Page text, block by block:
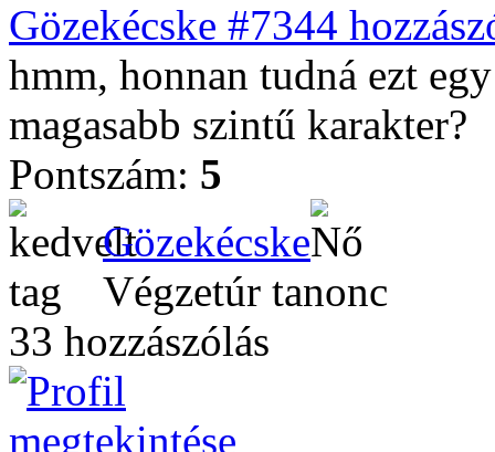
Gözekécske #7344
hmm, honnan tudná ezt
magasabb szintű karakter?
Pontszám: 5
Gözekécske
Végzetúr tanonc
33 hozzászólás